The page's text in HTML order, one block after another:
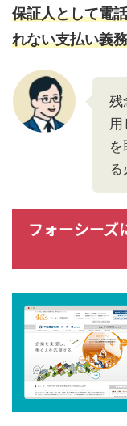
保証人として電
れない支払い義
残
る
フォーシーズ